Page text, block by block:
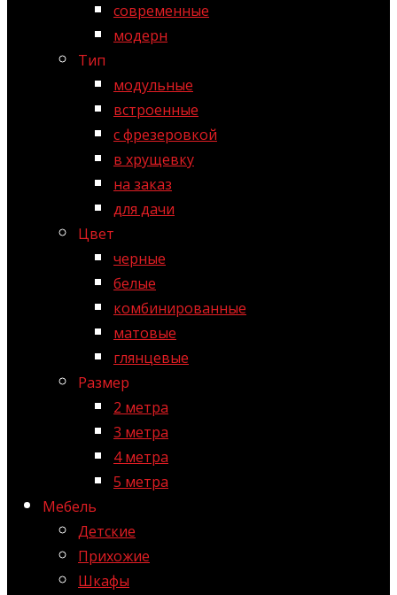
современные
модерн
Тип
модульные
встроенные
с фрезеровкой
в хрущевку
на заказ
для дачи
Цвет
черные
белые
комбинированные
матовые
глянцевые
Размер
2 метра
3 метра
4 метра
5 метра
Мебель
Детские
Прихожие
Шкафы